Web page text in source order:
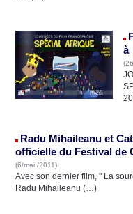
à
Radu Mihaileanu et
officielle du Festival de
(6/mai./2011)
Avec son dernier film, " La
Radu Mihaileanu (…)